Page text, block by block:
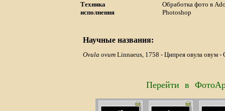
Техника
исполнения
Обработка фото в
Photoshop
Научные названия:
Ovula ovum Linnaeus, 1758 - Ципрея овула овум -
Перейти в